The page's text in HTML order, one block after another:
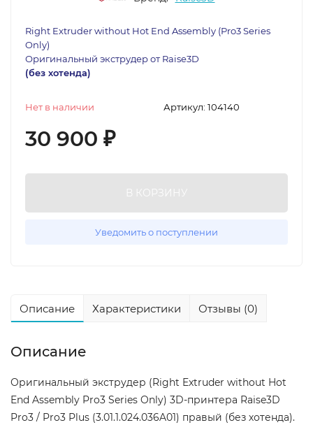
Right Extruder without Hot End Assembly (Pro3 Series
Only)
Оригинальный экструдер от Raise3D
(без хотенда)
Артикул: 104140
Нет в наличии
30 900 ₽
В КОРЗИНУ
Уведомить о поступлении
Описание Характеристики Отзывы (0)
Описание
Оригинальный экструдер (Right Extruder without Hot
End Assembly Pro3 Series Only) 3D-принтера Raise3D
Pro3 / Pro3 Plus (3.01.1.024.036A01) правый (без хотенда).